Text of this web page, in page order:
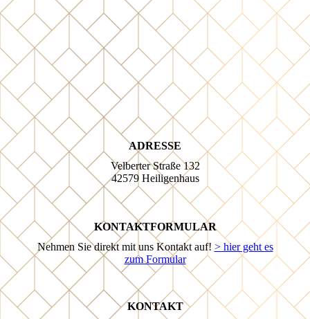
ADRESSE
Velberter Straße 132
42579 Heiligenhaus
KONTAKTFORMULAR
Nehmen Sie direkt mit uns Kontakt auf! > hier geht es
zum Formular
KONTAKT